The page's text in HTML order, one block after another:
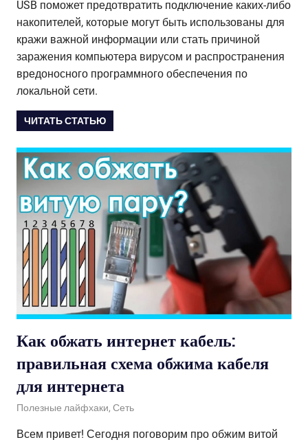
USB поможет предотвратить подключение каких-либо
накопителей, которые могут быть использованы для
кражи важной информации или стать причиной
заражения компьютера вирусом и распространения
вредоносного программного обеспечения по
локальной сети.
ЧИТАТЬ СТАТЬЮ
Как обжать интернет кабель:
правильная схема обжима кабеля
для интернета
20.10.2020
admin
Полезные лайфхаки, Сеть
Всем привет! Сегодня поговорим про обжим витой